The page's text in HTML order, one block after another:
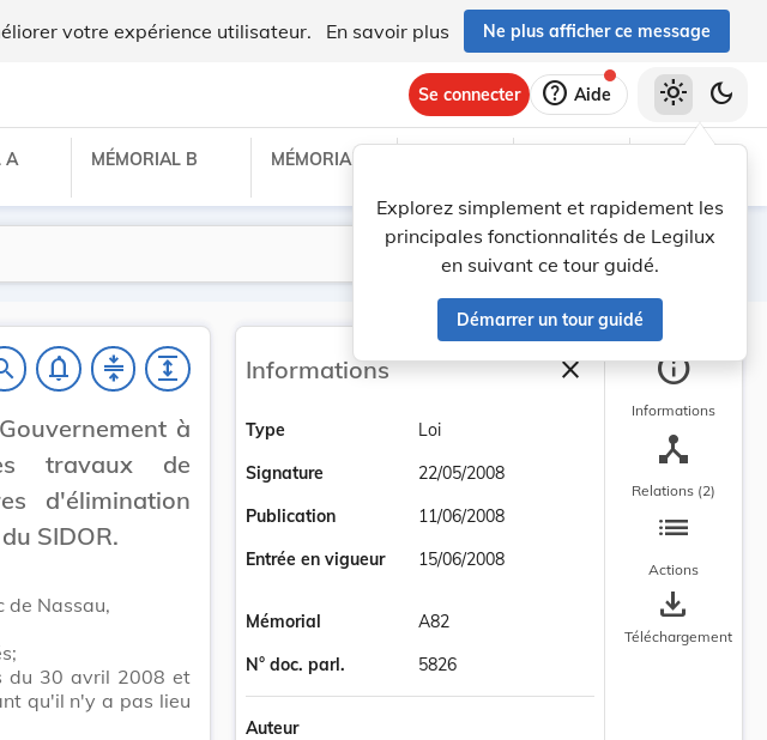
votre expérience utilisateur. En savoir plus Ne plus afficher ce message
Se connecter help Aide
Explorez simplement et rapidement les
principales fonctionnalités de Legilux
en suivant ce tour guidé.
Démarrer un tour guidé
light_mode dark_mode
A MÉMORIAL B MÉMORIAL C
Lancer la recherche
Filtres
notifications_none compress expand
à
travaux de
d'élimination
SIDOR.
de Nassau,
du 30 avril 2008 et
qu'il n'y a pas lieu
Informations closeFermer la barre
Type
Loi
Signature
22/05/2008
Publication
11/06/2008
Entrée en vigueur
15/06/2008
Mémorial
A82
N° doc. parl.
5826
Auteur
info
Informations
device_hub
Relations (2)
list
Actions
save_alt
Téléchargement